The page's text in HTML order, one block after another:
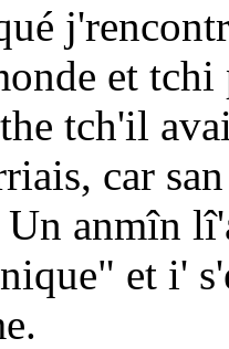
et
tch'il
car
Un anmîn
et i'